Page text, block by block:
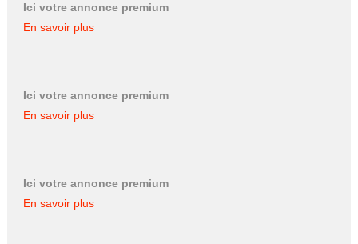
Ici votre annonce premium
En savoir plus
Ici votre annonce premium
En savoir plus
Ici votre annonce premium
En savoir plus